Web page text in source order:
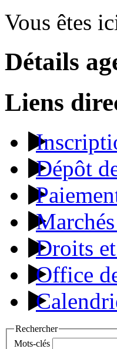
Vous êtes
Détails
Liens
Dépôt
Droits
Office
Rechercher
Mots-clés